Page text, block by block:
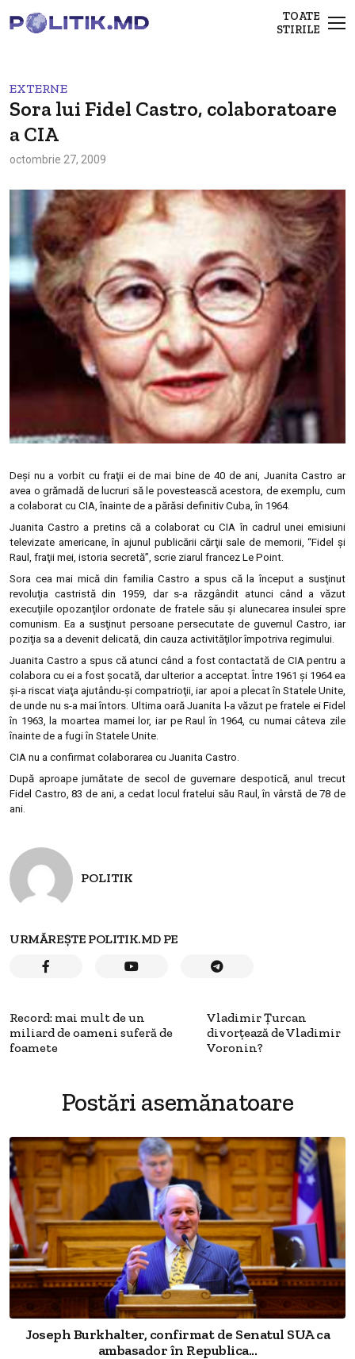
TOATE
STIRILE
EXTERNE
Sora lui Fidel Castro, colaboratoare
a CIA
octombrie 27, 2009
Deşi nu a vorbit cu fraţii ei de mai bine de 40 de ani, Juanita Castro ar
avea o grămadă de lucruri să le povestească acestora, de exemplu, cum
a colaborat cu CIA, înainte de a părăsi definitiv Cuba, în 1964.
Juanita Castro a pretins că a colaborat cu CIA în cadrul unei emisiuni
televizate americane, în ajunul publicării cărţii sale de memorii, “Fidel şi
Raul, fraţii mei, istoria secretă”, scrie ziarul francez Le Point.
Sora cea mai mică din familia Castro a spus că la început a susţinut
revoluţia castristă din 1959, dar s-a răzgândit atunci când a văzut
execuţiile opozanţilor ordonate de fratele său şi alunecarea insulei spre
comunism. Ea a susţinut persoane persecutate de guvernul Castro, iar
poziţia sa a devenit delicată, din cauza activităţilor împotriva regimului.
Juanita Castro a spus că atunci când a fost contactată de CIA pentru a
colabora cu ei a fost şocată, dar ulterior a acceptat. Între 1961 şi 1964 ea
şi-a riscat viaţa ajutându-şi compatrioţii, iar apoi a plecat în Statele Unite,
de unde nu s-a mai întors. Ultima oară Juanita l-a văzut pe fratele ei Fidel
în 1963, la moartea mamei lor, iar pe Raul în 1964, cu numai câteva zile
înainte de a fugi în Statele Unite.
CIA nu a confirmat colaborarea cu Juanita Castro.
După aproape jumătate de secol de guvernare despotică, anul trecut
Fidel Castro, 83 de ani, a cedat locul fratelui său Raul, în vârstă de 78 de
ani.
POLITIK
URMĂREȘTE POLITIK.MD PE
Record: mai mult de un
miliard de oameni suferă de
foamete
Vladimir Ţurcan
divorţează de Vladimir
Voronin?
Postări asemănatoare
Joseph Burkhalter, confirmat de Senatul SUA ca
ambasador în Republica...